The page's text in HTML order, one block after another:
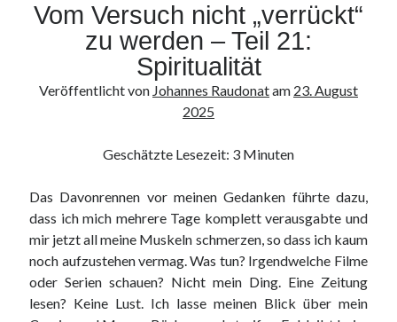
Teil
22:
Überinterpretation
Vom Versuch nicht „verrückt“
zu werden – Teil 21:
Spiritualität
Veröffentlicht von Johannes Raudonatam 23. August
2025
Geschätzte Lesezeit: 3 Minuten
Das Davonrennen vor meinen Gedanken führte dazu,
dass ich mich mehrere Tage komplett verausgabte und
mir jetzt all meine Muskeln schmerzen, so dass ich kaum
noch aufzustehen vermag. Was tun? Irgendwelche Filme
oder Serien schauen? Nicht mein Ding. Eine Zeitung
lesen? Keine Lust. Ich lasse meinen Blick über mein